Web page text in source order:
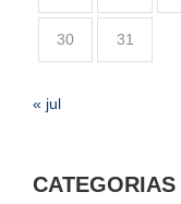
30 31
« jul
CATEGORIAS